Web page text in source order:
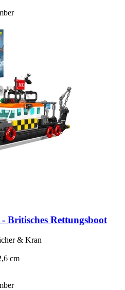
-​ Britisches Rettungsboot
& Kran
cm